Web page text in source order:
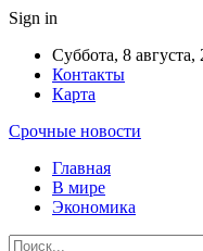
Sign in
Суббота, 8 августа,
Контакты
Карта
Срочные новости
Главная
В мире
Экономика